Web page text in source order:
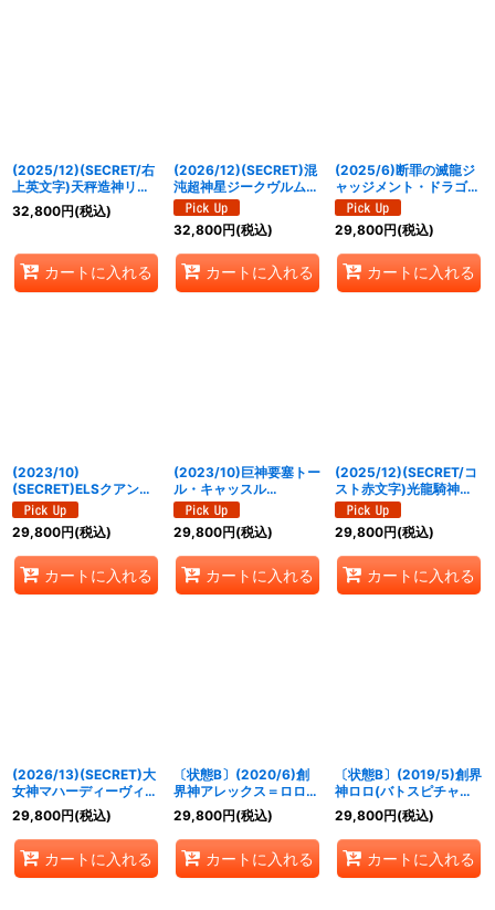
(2025/12)(SECRET/右
上英文字)天秤造神リブ
ラ・ゴレムXV【XV-
SEC】{BSC49-XV12}
32,800円(税込)
カートに入れる
(2026/12)(SECRET)混
沌超神星ジークヴルム・
オルタ・ノヴァ【AX-
SEC】{BS75-AX03}
《青》
32,800円(税込)
カートに入れる
(2025/6)断罪の滅龍ジ
ャッジメント・ドラゴニ
ス(CHAMPION)【X】
{BS24-X01}《赤》
29,800円(税込)
カートに入れる
(2023/10)
(SECRET)ELSクアンタ
【XX-SEC】{CB29-
XX01}《青》
29,800円(税込)
カートに入れる
(2023/10)巨神要塞トー
ル・キャッスル
(WINNER)【X】
{BSC42-X04}《多》
29,800円(税込)
カートに入れる
(2025/12)(SECRET/コ
スト赤文字)光龍騎神サ
ジット・アポロドラゴン
XV【XV-SEC】
{BSC49-XV02}《赤》
29,800円(税込)
カートに入れる
(2026/13)(SECRET)大
女神マハーディーヴィー
【CP-SEC】{BS76-
CP05}《黄》
29,800円(税込)
カートに入れる
〔状態B〕(2020/6)創
界神アレックス＝ロロ
(バトスピチャンピオン
シップ2019-超煌臨杯-)
【XX】{BS51-XX03}
《多》
29,800円(税込)
カートに入れる
〔状態B〕(2019/5)創界
神ロロ(バトスピチャン
ピオンシップ2018-神煌
臨杯-)【XX】{BS44-
XX02}《多》
29,800円(税込)
カートに入れる